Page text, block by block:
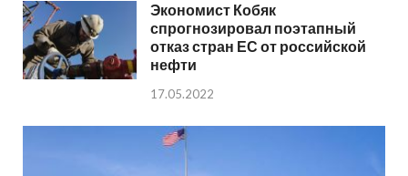
Экономист Кобяк
спрогнозировал поэтапный
отказ стран ЕС от российской
нефти
17.05.2022